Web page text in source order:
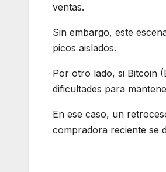
ventas.
Sin embargo, este
picos aislados.
Por otro lado, si Bitcoin
dificultades para
En ese caso, un
compradora reciente se